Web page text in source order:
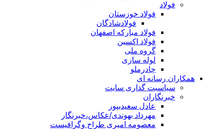
فولاد
فولاد خوزستان
فولادشادگان
فولاد مبارکه اصفهان
فولاد اکسین
گروه ملی
لوله سازی
چادرملو
همکاران رسانه ای
سیاسیت گذاری سایت
خبرنگاران
عادل سعیدیپور
مهرداد بهوندی/عکاس،خبرنگار
معصومه امیری طراح وگرافیست